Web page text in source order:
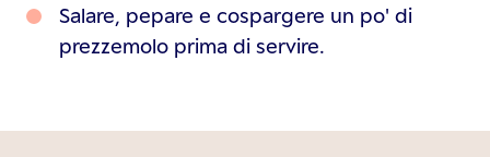
Salare, pepare e cospargere un po' di
prezzemolo prima di servire.